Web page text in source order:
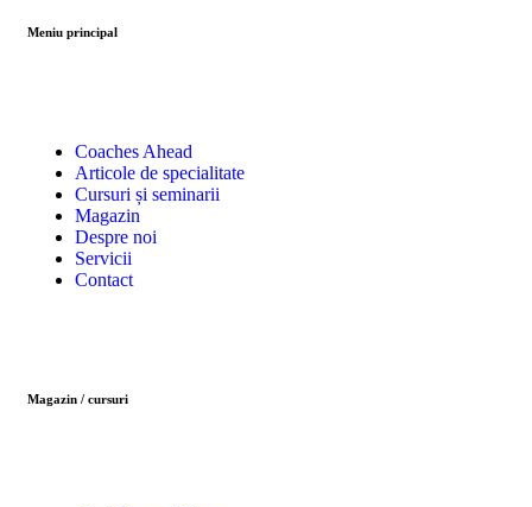
Meniu principal
Coaches Ahead
Articole de specialitate
Cursuri și seminarii
Magazin
Despre noi
Servicii
Contact
Magazin / cursuri